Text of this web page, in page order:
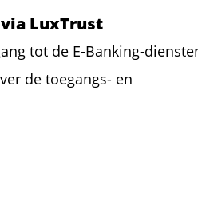
LuxTrust
tot de E-Banking-
de toegangs- en